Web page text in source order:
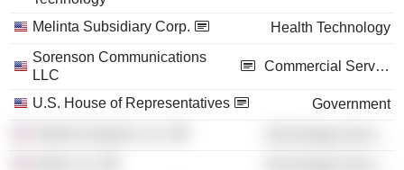
Melinta Subsidiary Corp.
Health Technology
Sorenson Communications
LLC
Commercial Services
U.S. House of Representatives
Government